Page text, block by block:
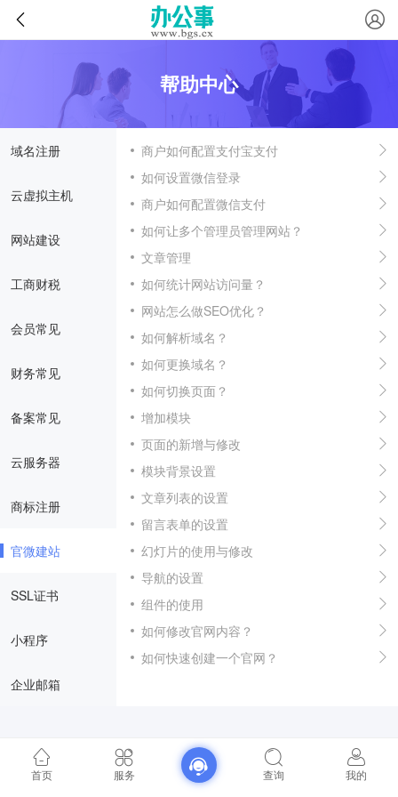
帮助中心
域名注册
云虚拟主机
网站建设
工商财税
会员常见
财务常见
备案常见
云服务器
商标注册
官微建站
SSL证书
小程序
企业邮箱
商户如何配置支付宝支付
如何设置微信登录
商户如何配置微信支付
如何让多个管理员管理网站？
文章管理
如何统计网站访问量？
网站怎么做SEO优化？
如何解析域名？
如何更换域名？
如何切换页面？
增加模块
页面的新增与修改
模块背景设置
文章列表的设置
留言表单的设置
幻灯片的使用与修改
导航的设置
组件的使用
如何修改官网内容？
如何快速创建一个官网？
首页 服务 查询 我的